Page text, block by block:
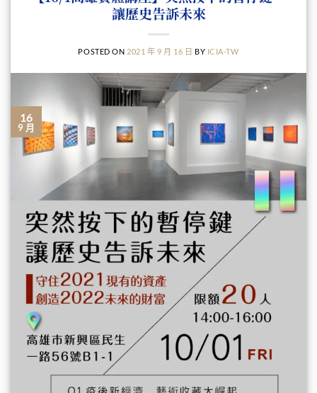
讓歷史告訴未來
POSTED ON 2021 年 9 月 16 日 BY ICIA-TW
16
9 月